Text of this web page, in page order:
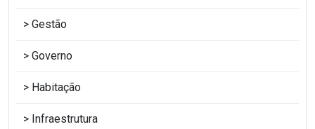
Gestão
Governo
Habitação
Infraestrutura